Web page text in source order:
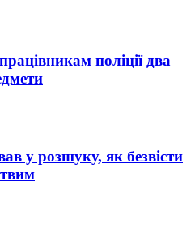
поліції два
у розшуку, як безвісти